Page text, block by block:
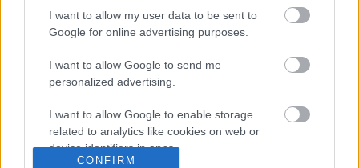
I want to allow my user data to be sent to
Google for online advertising purposes.
I want to allow Google to send me
personalized advertising.
I want to allow Google to enable storage
related to analytics like cookies on web or
device identifiers in apps.
CONFIRM
jubileumi előadás